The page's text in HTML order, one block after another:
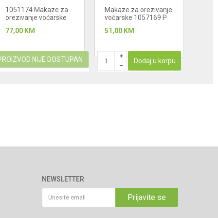
1051174 Makaze za
orezivanje voćarske
77,00 KM
NIJE DOSTUPAN
Makaze za orezivanje
voćarske 1057169 P
51,00 KM
Dodaj u korpu
NEWSLETTER
Prijavite se